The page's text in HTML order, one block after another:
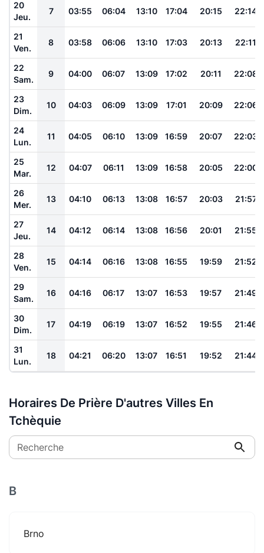
20
Jeu.
7 03:55 06:04 13:10 17:04 20:15 22:14
21
Ven.
8 03:58 06:06 13:10 17:03 20:13 22:11
22
Sam.
9 04:00 06:07 13:09 17:02 20:11 22:08
23
Dim.
10 04:03 06:09 13:09 17:01 20:09 22:06
24
Lun.
11 04:05 06:10 13:09 16:59 20:07 22:03
25
Mar.
12 04:07 06:11 13:09 16:58 20:05 22:00
26
Mer.
13 04:10 06:13 13:08 16:57 20:03 21:57
27
Jeu.
14 04:12 06:14 13:08 16:56 20:01 21:55
28
Ven.
15 04:14 06:16 13:08 16:55 19:59 21:52
29
Sam.
16 04:16 06:17 13:07 16:53 19:57 21:49
30
Dim.
17 04:19 06:19 13:07 16:52 19:55 21:46
31
Lun.
18 04:21 06:20 13:07 16:51 19:52 21:44
Horaires De Prière D'autres Villes En
Tchèquie
Recherche
B
Brno